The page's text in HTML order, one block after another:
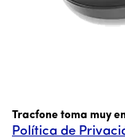
Tracfone toma muy
Política de